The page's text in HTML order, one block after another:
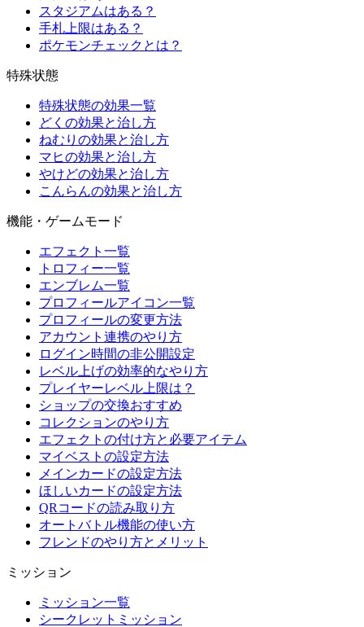
スタジアムはある？
手札上限はある？
ポケモンチェックとは？
特殊状態
特殊状態の効果一覧
どくの効果と治し方
ねむりの効果と治し方
マヒの効果と治し方
やけどの効果と治し方
こんらんの効果と治し方
機能・ゲームモード
エフェクト一覧
トロフィー一覧
エンブレム一覧
プロフィールアイコン一覧
プロフィールの変更方法
アカウント連携のやり方
ログイン時間の非公開設定
レベル上げの効率的なやり方
プレイヤーレベル上限は？
ショップの交換おすすめ
コレクションのやり方
エフェクトの付け方と必要アイテム
マイベストの設定方法
メインカードの設定方法
ほしいカードの設定方法
QRコードの読み取り方
オートバトル機能の使い方
フレンドのやり方とメリット
ミッション
ミッション一覧
シークレットミッション